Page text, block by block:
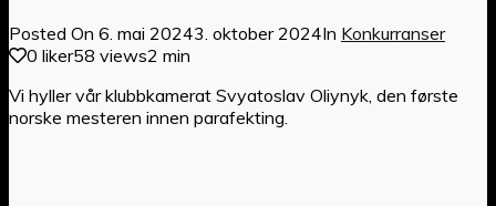
Posted On 6. mai 20243. oktober 2024In Konkurranser
0 liker58 views2 min
Vi hyller vår klubbkamerat Svyatoslav Oliynyk, den første
norske mesteren innen parafekting.